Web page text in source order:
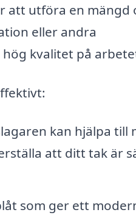
att utföra en mängd
eller andra
kvalitet på
kan hjälpa till
att ditt tak är
som ger ett